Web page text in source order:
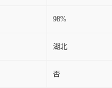
98%
湖北
否